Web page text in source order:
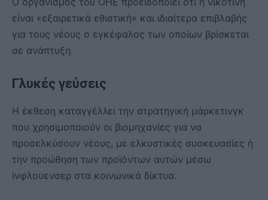
είναι «εξαιρετικά εθιστική» και ιδιαίτερα επιβλαβής
για τους νέους ο εγκέφαλος των οποίων βρίσκεται
σε ανάπτυξη.
Γλυκές γεύσεις
Η έκθεση καταγγέλλει την στρατηγική μάρκετινγκ
που χρησιμοποιούν οι βιομηχανίες για να
προσελκύσουν νέους, με ελκυστικές συσκευασίες ή
την προώθηση των προϊόντων αυτών μέσω
ίνφλουενσερ στα κοινωνικά δίκτυα.